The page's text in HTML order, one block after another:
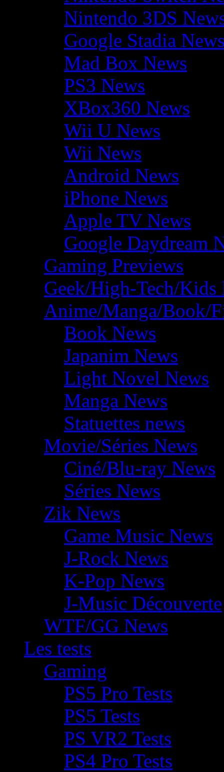
Nintendo 3DS
Google Stadia
Mad Box News
PS3 News
XBox360 News
Wii U News
Wii News
Android News
iPhone News
Apple TV News
Google Daydream
Gaming Previews
Geek/High-Tech/Kids
Anime/Manga/Book/
Book News
Japanim News
Light Novel News
Manga News
Statuettes news
Movie/Séries News
Ciné/Blu-ray News
Séries News
Zik News
Game Music News
J-Rock News
K-Pop News
J-Music Découverte
WTF/GG News
Les tests
Gaming
PS5 Pro Tests
PS5 Tests
PS VR2 Tests
PS4 Pro Tests